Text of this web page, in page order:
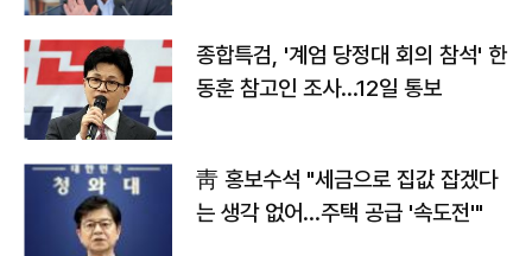
종합특검, '계엄 당정대 회의 참석' 한
동훈 참고인 조사...12일 통보
靑 홍보수석 "세금으로 집값 잡겠다
는 생각 없어…주택 공급 '속도전'"